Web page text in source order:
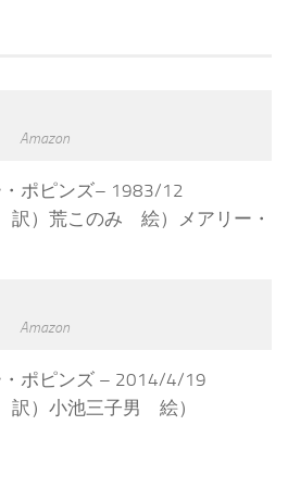
Amazon
ポピンズ– 1983/12
訳）荒このみ 絵）メアリー・
Amazon
ポピンズ – 2014/4/19
訳）小池三子男 絵）